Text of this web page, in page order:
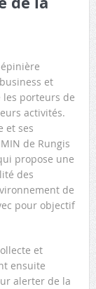
et
les porteurs de
activités.
et ses
de Rungis
propose une
des
de
pour objectif
et
ensuite
alerter de la